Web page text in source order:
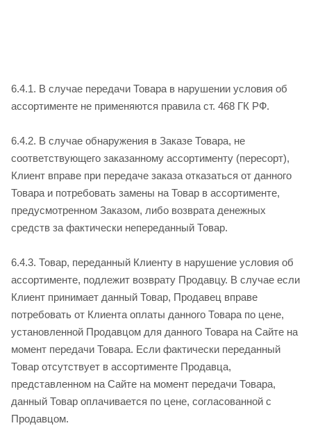
6.4.1. В случае передачи Товара в нарушении условия об
ассортименте не применяются правила ст. 468 ГК РФ.
6.4.2. В случае обнаружения в Заказе Товара, не
соответствующего заказанному ассортименту (пересорт),
Клиент вправе при передаче заказа отказаться от данного
Товара и потребовать замены на Товар в ассортименте,
предусмотренном Заказом, либо возврата денежных
средств за фактически непереданный Товар.
6.4.3. Товар, переданный Клиенту в нарушение условия об
ассортименте, подлежит возврату Продавцу. В случае если
Клиент принимает данный Товар, Продавец вправе
потребовать от Клиента оплаты данного Товара по цене,
установленной Продавцом для данного Товара на Сайте на
момент передачи Товара. Если фактически переданный
Товар отсутствует в ассортименте Продавца,
представленном на Сайте на момент передачи Товара,
данный Товар оплачивается по цене, согласованной с
Продавцом.